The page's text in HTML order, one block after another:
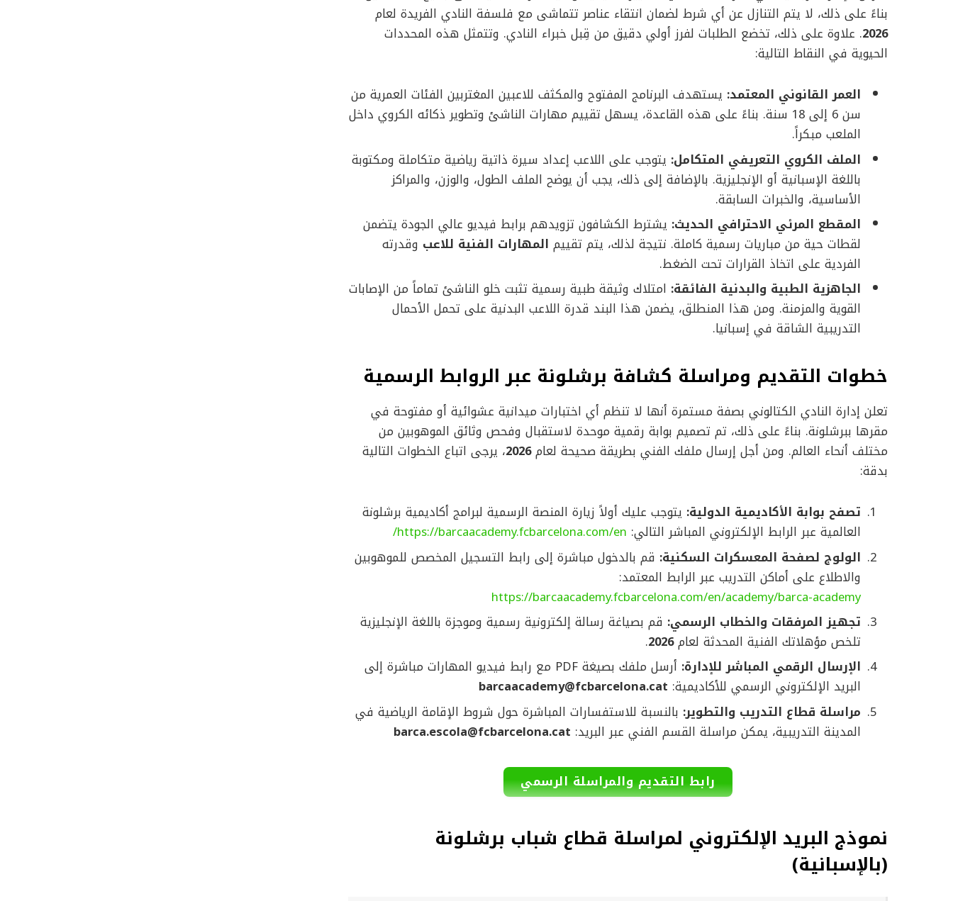
بناءً على ذلك، لا يتم التنازل عن أي شرط لضمان انتقاء عناصر تتماشى مع فلسفة النادي الفريدة لعام
2026. علاوة على ذلك، تخضع الطلبات لفرز أولي دقيق من قِبل خبراء النادي. وتتمثل هذه المحددات
الحيوية في النقاط التالية:
العمر القانوني المعتمد: يستهدف البرنامج المفتوح والمكثف للاعبين المغتربين الفئات العمرية من
سن 6 إلى 18 سنة. بناءً على هذه القاعدة، يسهل تقييم مهارات الناشئ وتطوير ذكائه الكروي داخل
الملعب مبكراً.
الملف الكروي التعريفي المتكامل: يتوجب على اللاعب إعداد سيرة ذاتية رياضية متكاملة ومكتوبة
باللغة الإسبانية أو الإنجليزية. بالإضافة إلى ذلك، يجب أن يوضح الملف الطول، والوزن، والمراكز
الأساسية، والخبرات السابقة.
المقطع المرئي الاحترافي الحديث: يشترط الكشافون تزويدهم برابط فيديو عالي الجودة يتضمن
لقطات حية من مباريات رسمية كاملة. نتيجة لذلك، يتم تقييم المهارات الفنية للاعب وقدرته
الفردية على اتخاذ القرارات تحت الضغط.
الجاهزية الطبية والبدنية الفائقة: امتلاك وثيقة طبية رسمية تثبت خلو الناشئ تماماً من الإصابات
القوية والمزمنة. ومن هذا المنطلق، يضمن هذا البند قدرة اللاعب البدنية على تحمل الأحمال
التدريبية الشاقة في إسبانيا.
خطوات التقديم ومراسلة كشافة برشلونة عبر الروابط الرسمية
تعلن إدارة النادي الكتالوني بصفة مستمرة أنها لا تنظم أي اختبارات ميدانية عشوائية أو مفتوحة في
مقرها ببرشلونة. بناءً على ذلك، تم تصميم بوابة رقمية موحدة لاستقبال وفحص وثائق الموهوبين من
مختلف أنحاء العالم. ومن أجل إرسال ملفك الفني بطريقة صحيحة لعام2026، يرجى اتباع الخطوات التالية
بدقة:
تصفح بوابة الأكاديمية الدولية: يتوجب عليك أولاً زيارة المنصة الرسمية لبرامج أكاديمية برشلونة
العالمية عبر الرابط الإلكتروني المباشر التالي: https://barcaacademy.fcbarcelona.com/en/
الولوج لصفحة المعسكرات السكنية: قم بالدخول مباشرة إلى رابط التسجيل المخصص للموهوبين
والاطلاع على أماكن التدريب عبر الرابط المعتمد:
https://barcaacademy.fcbarcelona.com/en/academy/barca-academy
تجهيز المرفقات والخطاب الرسمي: قم بصياغة رسالة إلكترونية رسمية وموجزة باللغة الإنجليزية
تلخص مؤهلاتك الفنية المحدثة لعام2026
.
الإرسال الرقمي المباشر للإدارة:
أرسل ملفك بصيغة PDF مع رابط فيديو المهارات مباشرة إلى
البريد الإلكتروني الرسمي للأكاديمية: barcaacademy@fcbarcelona.cat
مراسلة قطاع التدريب والتطوير: بالنسبة للاستفسارات المباشرة حول شروط الإقامة الرياضية في
المدينة التدريبية، يمكن مراسلة القسم الفني عبر البريد: barca.escola@fcbarcelona.cat
رابط التقديم والمراسلة الرسمي
نموذج البريد الإلكتروني لمراسلة قطاع شباب برشلونة
(بالإسبانية)